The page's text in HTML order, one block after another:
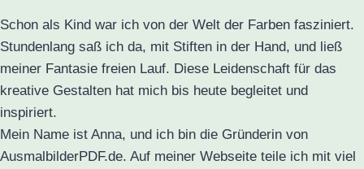
Schon als Kind war ich von der Welt der Farben fasziniert.
Stundenlang saß ich da, mit Stiften in der Hand, und ließ
meiner Fantasie freien Lauf. Diese Leidenschaft für das
kreative Gestalten hat mich bis heute begleitet und
inspiriert.
Mein Name ist Anna, und ich bin die Gründerin von
AusmalbilderPDF.de. Auf meiner Webseite teile ich mit viel